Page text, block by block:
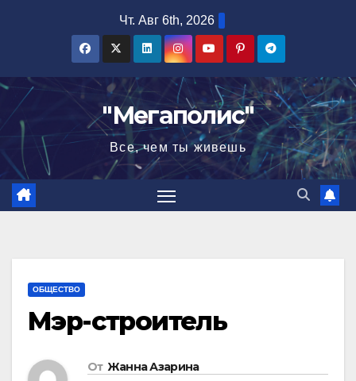
Чт. Авг 6th, 2026
"Мегаполис"
Все, чем ты живешь
ОБЩЕСТВО
Мэр-строитель
От Жанна Азарина